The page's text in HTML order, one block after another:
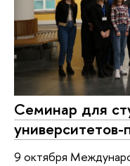
Семинар для
университетов-
9 октября